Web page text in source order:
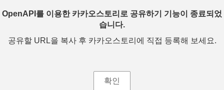
OpenAPI를 이용한 카카오스토리로 공유하기 기능이 종료되었
습니다.
공유할 URL을 복사 후 카카오스토리에 직접 등록해 보세요.
확인